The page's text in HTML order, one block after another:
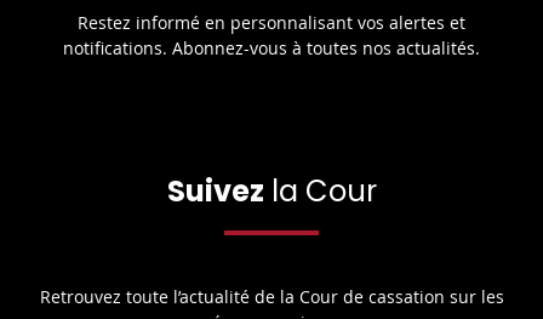
Restez informé en personnalisant vos alertes et
notifications. Abonnez-vous à toutes nos actualités.
Suivez la Cour
Retrouvez toute l’actualité de la Cour de cassation sur les